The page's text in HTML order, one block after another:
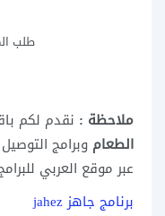
طلب
ملاحظة : نقدم لكم
الطعام وبرامج
عبر موقع العربي
برنامج جاهز jahez